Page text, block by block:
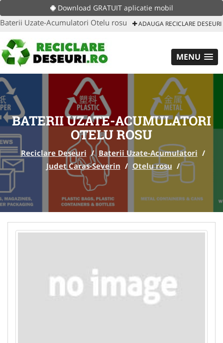
Download GRATUIT aplicatie mobil
Baterii Uzate-Acumulatori Otelu rosu ADAUGA RECICLARE DESEURI
MENU
BATERII UZATE-ACUMULATORI
OTELU ROSU
Reciclare Deseuri / Baterii Uzate-Acumulatori /
Judet Caras-Severin / Otelu rosu /